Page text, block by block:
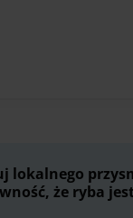
lokalnego
że ryba